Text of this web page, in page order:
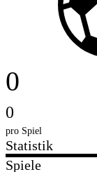
0
0
pro Spiel
Statistik
Spiele